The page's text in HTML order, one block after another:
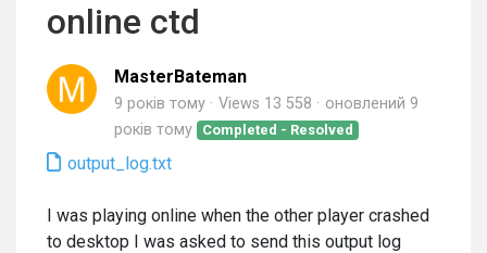
online ctd
MasterBateman
9 років тому Views 13 558 оновлений 9
років тому
Completed - Resolved
output_log.txt
I was playing online when the other player crashed
to desktop I was asked to send this output log